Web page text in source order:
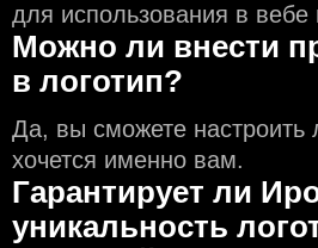
для использования в вебе
Можно ли внести
в логотип?
Да, вы сможете настроить
хочется именно вам.
Гарантирует ли
уникальность